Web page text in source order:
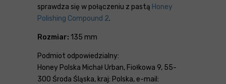
sprawdza się w połączeniu z pastą Honey
Polishing Compound 2.
Rozmiar: 135 mm
Podmiot odpowiedzialny:
Honey Polska Michał Urban, Fiołkowa 9, 55-
300 Środa Śląska, kraj: Polska, e-mail: